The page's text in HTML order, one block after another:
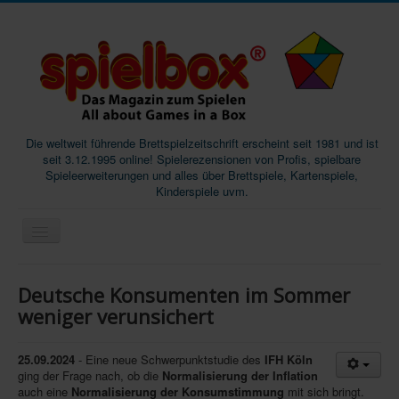
Die weltweit führende Brettspielzeitschrift erscheint seit 1981 und ist
seit 3.12.1995 online! Spielerezensionen von Profis, spielbare
Spieleerweiterungen und alles über Brettspiele, Kartenspiele,
Kinderspiele uvm.
Magazine
Podcast
Deutsche Konsumenten im Sommer
weniger verunsichert
25.09.2024 - Eine neue Schwerpunktstudie des IFH Köln
ging der Frage nach, ob die Normalisierung der Inflation
auch eine Normalisierung der Konsumstimmung mit sich bringt.